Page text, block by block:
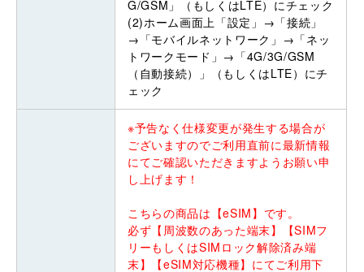
G/GSM」（もしくはLTE）にチェック
(2)ホーム画面上「設定」→「接続」
→「モバイルネットワーク」→「ネッ
トワークモード」→「4G/3G/GSM
（自動接続）」（もしくはLTE）にチ
ェック
※予告なく仕様変更が発生する場合が
ございますのでご利用直前に最新情報
にてご確認いただきますようお願い申
し上げます！
こちらの商品は【eSIM】です。
必ず【周波数のあった端末】【SIMフ
リーもしくはSIMロック解除済み端
末】【eSIM対応機種】にてご利用下